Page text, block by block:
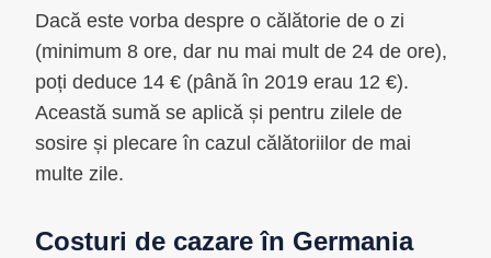
Dacă este vorba despre o călătorie de o zi
(minimum 8 ore, dar nu mai mult de 24 de ore),
poți deduce 14 € (până în 2019 erau 12 €).
Această sumă se aplică și pentru zilele de
sosire și plecare în cazul călătoriilor de mai
multe zile.
Costuri de cazare în Germania